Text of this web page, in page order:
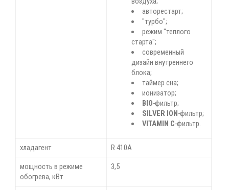
авторестарт;
"турбо";
режим "теплого
старта";
современный
дизайн внутреннего
блока;
таймер сна;
ионизатор;
BIO-фильтр;
SILVER ION-фильтр;
VITAMIN C-фильтр.
хладагент R 410А
мощность в режиме
обогрева, кВт
3,5